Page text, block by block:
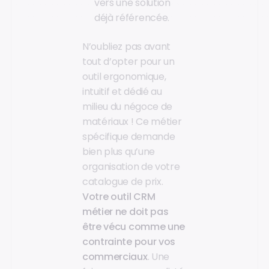
déjà référencée.
N’oubliez pas avant
tout d’opter pour un
outil ergonomique,
intuitif et dédié au
milieu du négoce de
matériaux ! Ce métier
spécifique demande
bien plus qu’une
organisation de votre
catalogue de prix.
Votre outil CRM
métier ne doit pas
être vécu comme une
contrainte pour vos
commerciaux. Une